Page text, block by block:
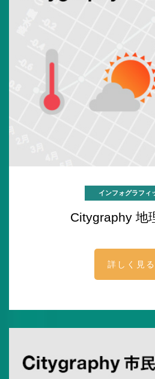
インフォグラフィ
Citygraphy 地
詳しく見る